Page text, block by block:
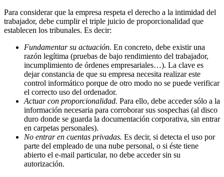
Para considerar que la empresa respeta el derecho a la intimidad del
trabajador, debe cumplir el triple juicio de proporcionalidad que
establecen los tribunales. Es decir:
Fundamentar su actuación. En concreto, debe existir una
razón legítima (pruebas de bajo rendimiento del trabajador,
incumplimiento de órdenes empresariales…). La clave es
dejar constancia de que su empresa necesita realizar este
control informático porque de otro modo no se puede verificar
el correcto uso del ordenador.
Actuar con proporcionalidad. Para ello, debe acceder sólo a la
información necesaria para corroborar sus sospechas (al disco
duro donde se guarda la documentación corporativa, sin entrar
en carpetas personales).
No entrar en cuentas privadas. Es decir, si detecta el uso por
parte del empleado de una nube personal, o si éste tiene
abierto el e-mail particular, no debe acceder sin su
autorización.